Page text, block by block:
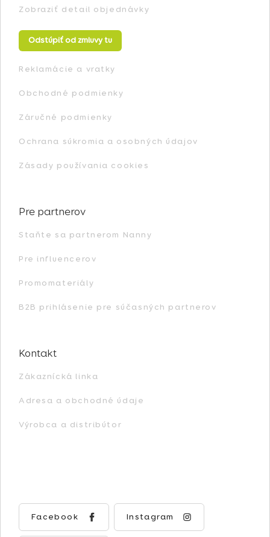
Zobraziť detail objednávky
Odstúpiť od zmluvy tu
Reklamácie a vratky
Obchodné podmienky
Záručné podmienky
Ochrana súkromia a osobných údajov
Zásady používania cookies
Pre partnerov
Staňte sa partnerom Nanny
Pre influencerov
Promomateriály
B2B prihlásenie pre súčasných partnerov
Kontakt
Zákaznícká linka
Adresa a obchodné údaje
Výrobca a distribútor
Facebook Instagram